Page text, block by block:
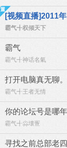
[视频直播]2011
霸气╉权倾天下
霸气
霸气╉神话名氣
打开电脑真无聊。
霸气╉王者无情
你的论坛号是哪
霸气╉尛壊疍
寻找之前总部老